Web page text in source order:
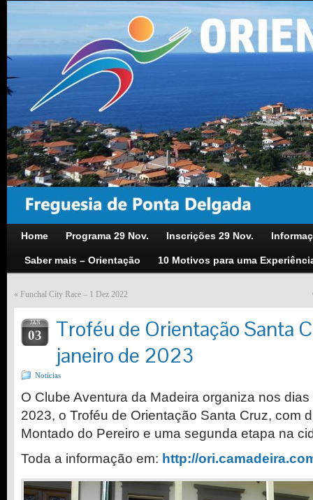
Home Programa 29 Nov. Inscrições 29 Nov.
Saber mais – Orientação 10 Motivos para uma
« Funchal City Race – 1 Dez 2022
JAN
03
Troféu de Orientação Santa
janeiro de 2023
Notícias
O Clube Aventura da Madeira organiza nos
2023, o Troféu de Orientação Santa Cruz, com
Montado do Pereiro e uma segunda etapa na
Toda a informação em: http://